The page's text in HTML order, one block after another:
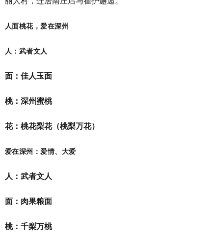
人面桃花，爱在深州
人：武者文人
面：佳人玉面
桃：深州蜜桃
花：桃花梨花（桃梨万花）
爱在深州：爱情、大爱
人：武者文人
面：肉果粮面
桃：千梨万桃